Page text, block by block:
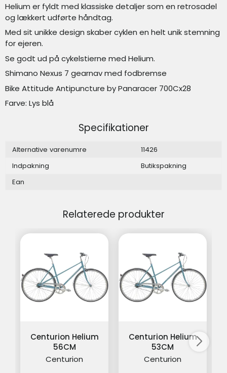
Helium er fyldt med klassiske detaljer som en retrosadel
og lækkert udførte håndtag.
Med sit unikke design skaber cyklen en helt unik stemning
for ejeren.
Se godt ud på cykelstierne med Helium.
Shimano Nexus 7 gearnav med fodbremse
Bike Attitude Antipuncture by Panaracer 700Cx28
Farve: Lys blå
Specifikationer
Alternative varenumre
11426
Indpakning
Butikspakning
Ean
Relaterede produkter
Centurion Helium
56CM
Centurion
Centurion Helium
53CM
Centurion